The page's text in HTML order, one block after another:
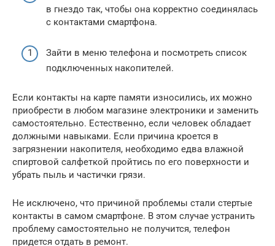
в гнездо так, чтобы она корректно соединялась
с контактами смартфона.
Зайти в меню телефона и посмотреть список
подключенных накопителей.
Если контакты на карте памяти износились, их можно
приобрести в любом магазине электроники и заменить
самостоятельно. Естественно, если человек обладает
должными навыками. Если причина кроется в
загрязнении накопителя, необходимо едва влажной
спиртовой салфеткой пройтись по его поверхности и
убрать пыль и частички грязи.
Не исключено, что причиной проблемы стали стертые
контакты в самом смартфоне. В этом случае устранить
проблему самостоятельно не получится, телефон
придется отдать в ремонт.